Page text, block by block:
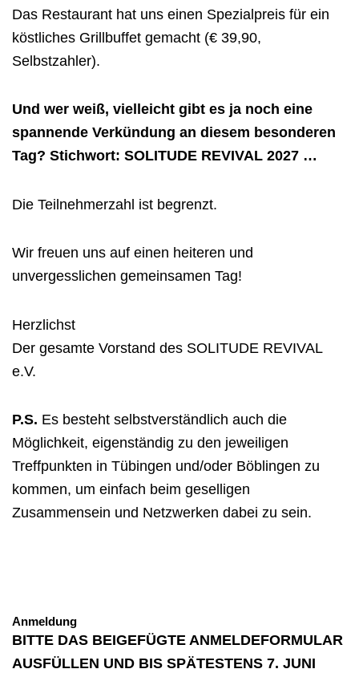
Das Restaurant hat uns einen Spezialpreis für ein
köstliches Grillbuffet gemacht (€ 39,90,
Selbstzahler).
Und wer weiß, vielleicht gibt es ja noch eine
spannende Verkündung an diesem besonderen
Tag? Stichwort: SOLITUDE REVIVAL 2027 …
Die Teilnehmerzahl ist begrenzt.
Wir freuen uns auf einen heiteren und
unvergesslichen gemeinsamen Tag!
Herzlichst
Der gesamte Vorstand des SOLITUDE REVIVAL
e.V.
P.S. Es besteht selbstverständlich auch die
Möglichkeit, eigenständig zu den jeweiligen
Treffpunkten in Tübingen und/oder Böblingen zu
kommen, um einfach beim geselligen
Zusammensein und Netzwerken dabei zu sein.
Anmeldung
BITTE DAS BEIGEFÜGTE ANMELDEFORMULAR
AUSFÜLLEN UND BIS SPÄTESTENS 7. JUNI